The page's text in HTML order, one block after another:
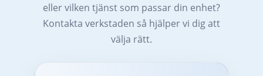
eller vilken tjänst som passar din enhet?
Kontakta verkstaden så hjälper vi dig att
välja rätt.